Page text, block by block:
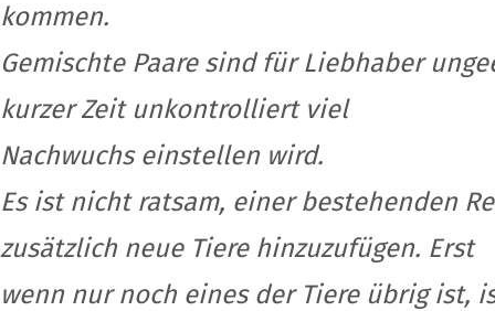
kommen.
Gemischte Paare sind für Liebhaber
kurzer Zeit unkontrolliert viel
Nachwuchs einstellen wird.
Es ist nicht ratsam, einer bestehenden
zusätzlich neue Tiere hinzuzufügen. Erst
wenn nur noch eines der Tiere übrig ist,